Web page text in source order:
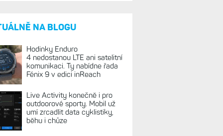
NA BLOGU
Hodinky Enduro
4 nedostanou LTE ani satelitní
komunikaci. Ty nabídne řada
Fénix 9 v edici inReach
Live Activity konečně i pro
outdoorové sporty. Mobil už
umí zrcadlit data cyklistiky,
běhu i chůze